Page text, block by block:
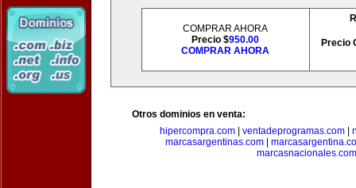
COMPRAR AHORA
Precio $950.00
COMPRAR AHORA
Precio
Otros dominios en venta:
hipercompra.com
ventadeprogramas.com
marcasargentinas.com
marcasnacionales.com